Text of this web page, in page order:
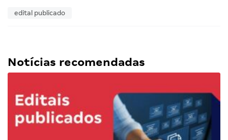
edital publicado
Notícias recomendadas